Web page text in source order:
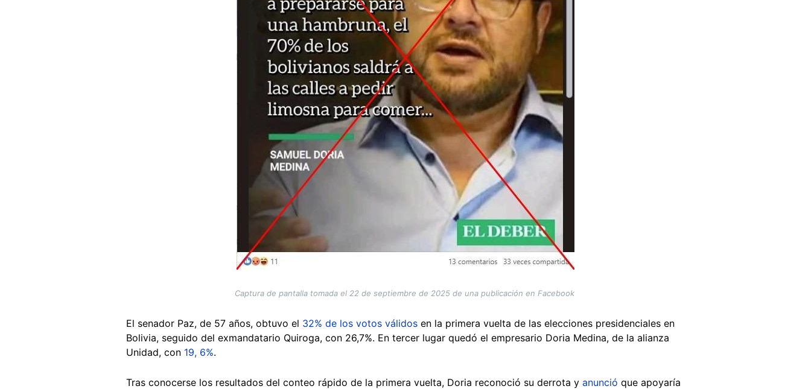
Captura de pantalla tomada el 22 de septiembre de 2025 de una publicación en Facebook
El senador Paz, de 57 años, obtuvo el 32% de los votos válidos en la primera vuelta de las elecciones presidenciales en
Bolivia, seguido del exmandatario Quiroga, con 26,7%. En tercer lugar quedó el empresario Doria Medina, de la alianza
Unidad, con 19, 6%.
Tras conocerse los resultados del conteo rápido de la primera vuelta, Doria reconoció su derrota y anunció que apoyaría